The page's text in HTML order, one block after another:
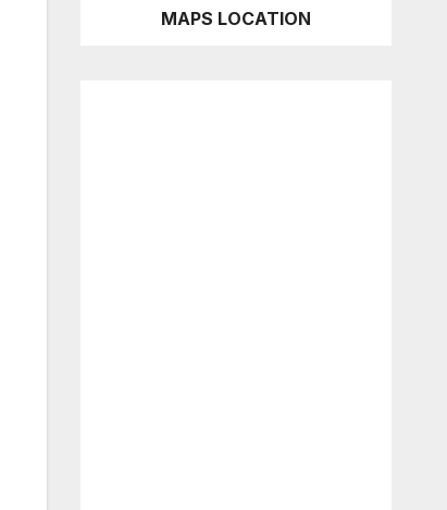
MAPS LOCATION